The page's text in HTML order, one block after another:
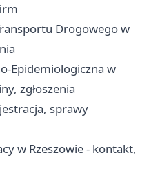
Drogowego w
Epidemiologiczna w
zgłoszenia
sprawy
w Rzeszowie - kontakt,